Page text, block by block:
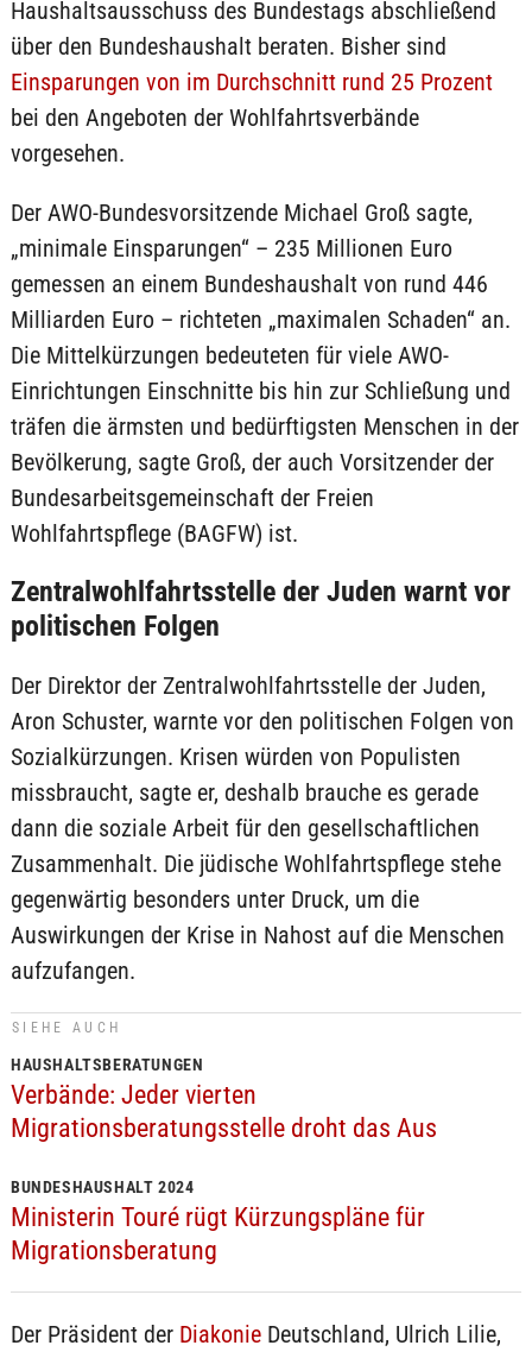
Haushaltsausschuss des Bundestags abschließend
über den Bundeshaushalt beraten. Bisher sind
Einsparungen von im Durchschnitt rund 25 Prozent
bei den Angeboten der Wohlfahrtsverbände
vorgesehen.
Der AWO-Bundesvorsitzende Michael Groß sagte,
„minimale Einsparungen“ – 235 Millionen Euro
gemessen an einem Bundeshaushalt von rund 446
Milliarden Euro – richteten „maximalen Schaden“ an.
Die Mittelkürzungen bedeuteten für viele AWO-
Einrichtungen Einschnitte bis hin zur Schließung und
träfen die ärmsten und bedürftigsten Menschen in der
Bevölkerung, sagte Groß, der auch Vorsitzender der
Bundesarbeitsgemeinschaft der Freien
Wohlfahrtspflege (BAGFW) ist.
Zentralwohlfahrtsstelle der Juden warnt vor
politischen Folgen
Der Direktor der Zentralwohlfahrtsstelle der Juden,
Aron Schuster, warnte vor den politischen Folgen von
Sozialkürzungen. Krisen würden von Populisten
missbraucht, sagte er, deshalb brauche es gerade
dann die soziale Arbeit für den gesellschaftlichen
Zusammenhalt. Die jüdische Wohlfahrtspflege stehe
gegenwärtig besonders unter Druck, um die
Auswirkungen der Krise in Nahost auf die Menschen
aufzufangen.
SIEHE AUCH
HAUSHALTSBERATUNGEN
Verbände: Jeder vierten
Migrationsberatungsstelle droht das Aus
BUNDESHAUSHALT 2024
Ministerin Touré rügt Kürzungspläne für
Migrationsberatung
Der Präsident der DiakonieDeutschland, Ulrich Lilie,